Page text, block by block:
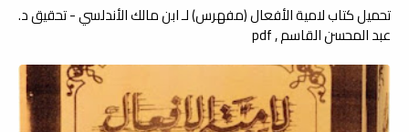
تحميل كتاب لامية الأفعال (مفهرس) لـ ابن مالك الأندلسي - تحقيق د.
عبد المحسن القاسم , pdf